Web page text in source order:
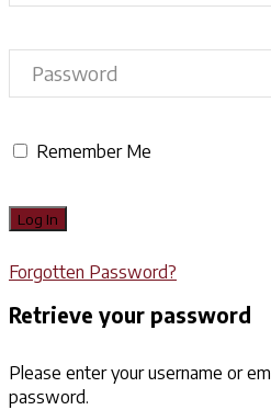
Remember Me
Forgotten Password?
Retrieve your password
Please enter your username or
password.